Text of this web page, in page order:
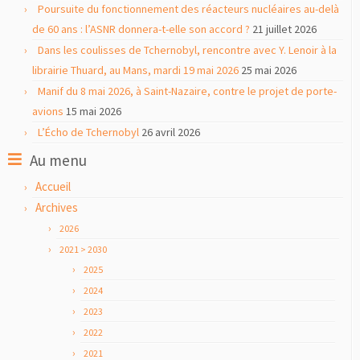
Poursuite du fonctionnement des réacteurs nucléaires au-delà
de 60 ans : l’ASNR donnera-t-elle son accord ? 21 juillet 2026
Dans les coulisses de Tchernobyl, rencontre avec Y. Lenoir à la
librairie Thuard, au Mans, mardi 19 mai 2026 25 mai 2026
Manif du 8 mai 2026, à Saint-Nazaire, contre le projet de porte-
avions 15 mai 2026
L’Écho de Tchernobyl 26 avril 2026
Au menu
Accueil
Archives
2026
2021 > 2030
2025
2024
2023
2022
2021